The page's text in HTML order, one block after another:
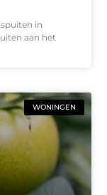
in
aan het
WONINGEN